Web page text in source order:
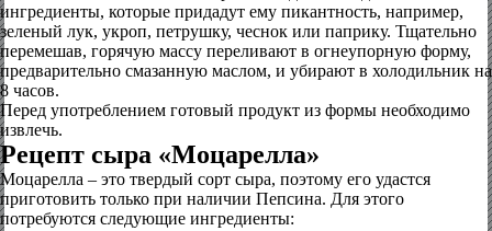
ингредиенты, которые придадут ему пикантность, например,
зеленый лук, укроп, петрушку, чеснок или паприку. Тщательно
перемешав, горячую массу переливают в огнеупорную форму,
предварительно смазанную маслом, и убирают в холодильник на
8 часов.
Перед употреблением готовый продукт из формы необходимо
извлечь.
Рецепт сыра «Моцарелла»
Моцарелла – это твердый сорт сыра, поэтому его удастся
приготовить только при наличии Пепсина. Для этого
потребуются следующие ингредиенты: